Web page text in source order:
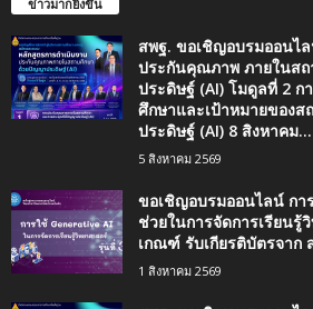
ข่าวมากยิ่งขึ้น
สพฐ. ขอเชิญอบรมออนไ
ประกันคุณภาพ ภายในส
ประดิษฐ์ (AI) โมดูลที่ 2 ก
ศึกษาและเป้าหมายของ
ประดิษฐ์ (AI) 8 สิงหาคม...
5 สิงหาคม 2569
ขอเชิญอบรมออนไลน์ กา
ช่วยในการจัดการเรียน
เกณฑ์ รับเกียรติบัตรจาก
1 สิงหาคม 2569